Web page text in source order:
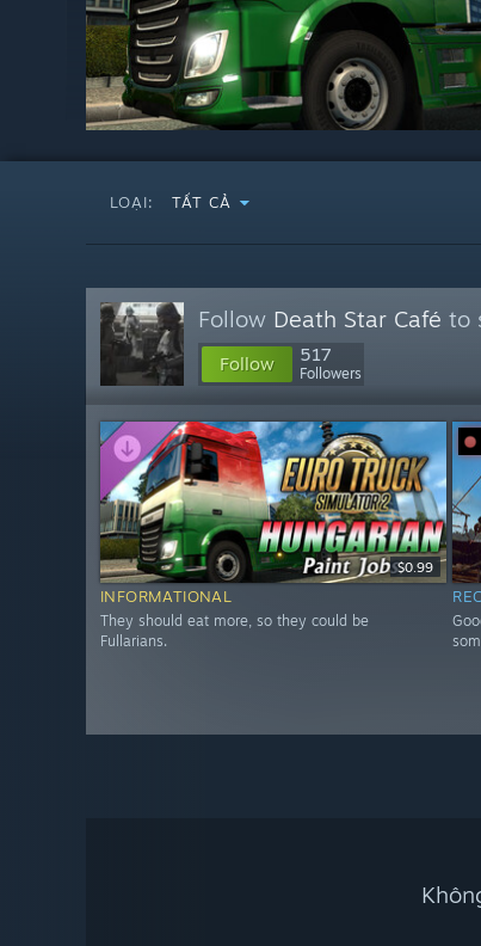
LOẠI: TẤT CẢ
Follow Death Star Café to
Follow 517
Followers
$0.99
INFORMATIONAL
They should eat more, so they could be
Fullarians.